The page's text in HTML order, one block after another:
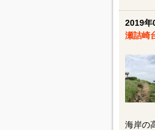
2019年
瀬詰崎
海岸の